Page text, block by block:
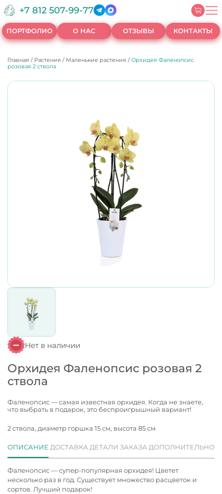
+7 812 507-99-77
ПОРТФОЛИО О НАС ОТЗЫВЫ КОНТАКТЫ
Главная / Растения / Маленькие растения /Орхидея Фаленопсис
розовая 2 ствола
Нет в наличии
Орхидея Фаленопсис розовая 2
ствола
Фаленопсис — самая известная орхидея. Когда не знаете,
что выбрать в подарок, это беспроигрышный вариант!
2 ствола, диаметр горшка 15 см, высота 85 см
ОПИСАНИЕ ДОСТАВКА ДЕТАЛИ ЗАКАЗА ДОПОЛНИТЕЛЬНО
Фаленопсис — супер-популярная орхидея! Цветет
несколько раз в год. Существует множество расцветок и
сортов. Лучший подарок!